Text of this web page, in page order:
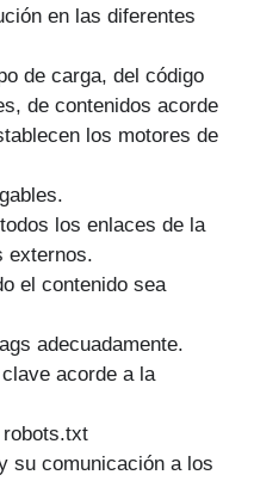
en las diferentes
de carga, del código
de contenidos acorde
los motores de
los enlaces de la
externos.
el contenido sea
adecuadamente.
acorde a la
su comunicación a los